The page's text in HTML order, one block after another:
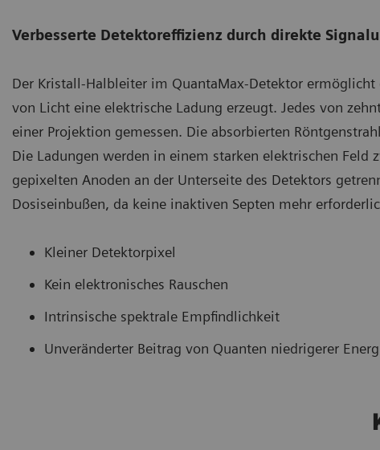
Verbesserte Detektoreffizienz durch direkte
Der Kristall-Halbleiter im QuantaMax-Detektor
von Licht eine elektrische Ladung erzeugt. Jedes von
einer Projektion gemessen. Die absorbierten
Die Ladungen werden in einem starken elektrischen Feld
gepixelten Anoden an der Unterseite des Detektors
Dosiseinbußen, da keine inaktiven Septen mehr
Kleiner Detektorpixel
Kein elektronisches Rauschen
Intrinsische spektrale Empfindlichkeit
Unveränderter Beitrag von Quanten niedrigerer